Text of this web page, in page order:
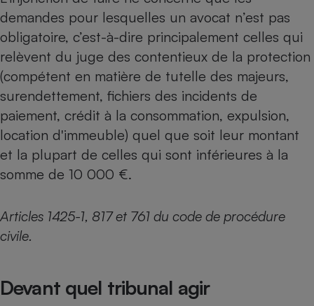
demandes pour lesquelles un avocat n’est pas
obligatoire, c’est-à-dire principalement celles qui
relèvent du juge des contentieux de la protection
(compétent en matière de tutelle des majeurs,
surendettement, fichiers des incidents de
paiement, crédit à la consommation, expulsion,
location d'immeuble) quel que soit leur montant
et la plupart de celles qui sont inférieures à la
somme de 10 000 €.
Articles 1425-1, 817 et 761 du code de procédure
civile.
Devant quel tribunal agir